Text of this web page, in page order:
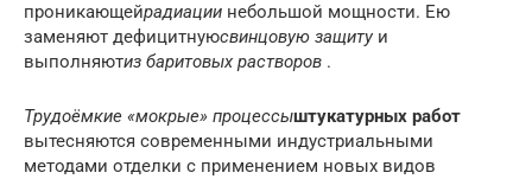
проникающейрадиации небольшой мощности. Ею
заменяют дефицитнуюсвинцовую защитуи
выполняютиз баритовых растворов .
Трудоёмкие «мокрые» процессыштукатурных работ
вытесняются современными индустриальными
методами отделки с применением новых видов